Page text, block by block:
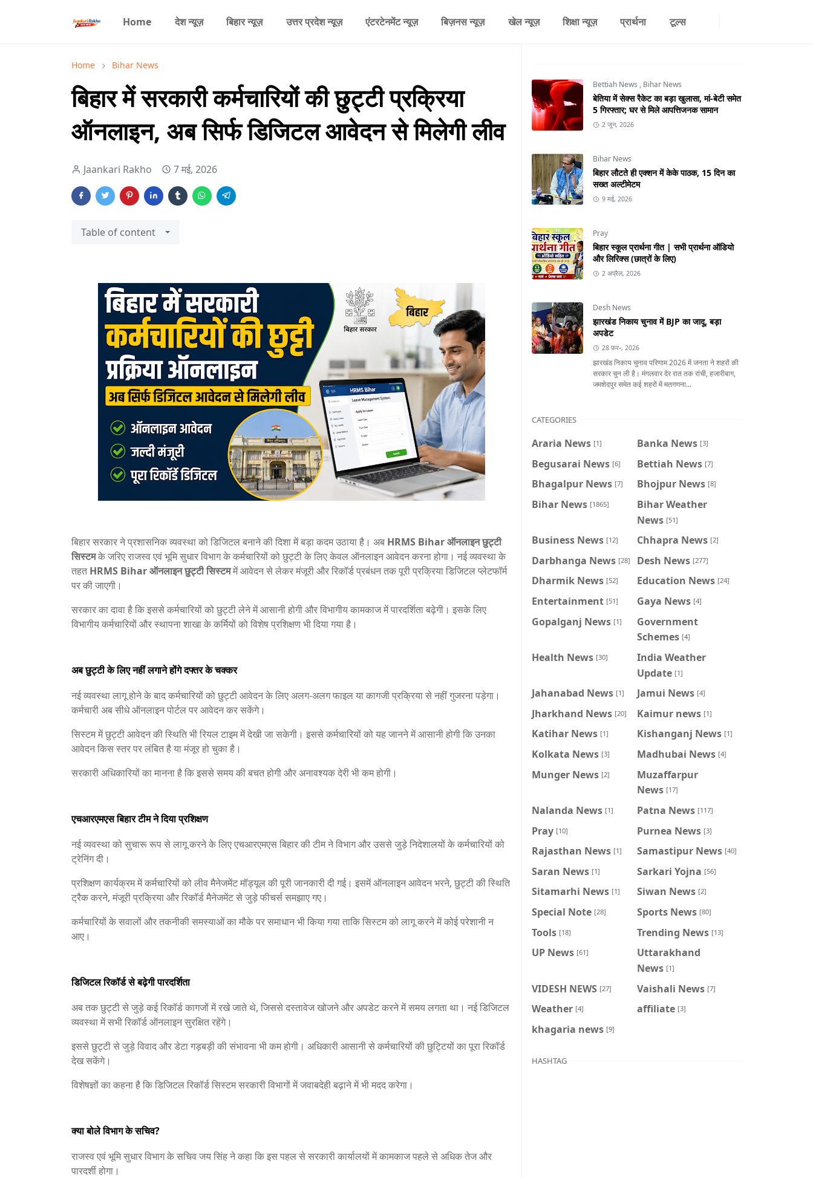
Home देश न्यूज़ बिहार न्यूज़ उत्तर प्रदेश न्यूज़ एंटरटेनमेंट न्यूज़ बिज़नस न्यूज़ खेल न्यूज़ शिक्षा न्यूज़ प्रार्थना टूल्स
Home Bihar News
बिहार में सरकारी कर्मचारियों की छुट्टी प्रक्रिया
ऑनलाइन, अब सिर्फ डिजिटल आवेदन से मिलेगी लीव
Jaankari Rakho 7 मई, 2026
Table of content
बिहार सरकार ने प्रशासनिक व्यवस्था को डिजिटल बनाने की दिशा में बड़ा कदम उठाया है। अब HRMS Bihar ऑनलाइन छुट्टी
सिस्टमके जरिए राजस्व एवं भूमि सुधार विभाग के कर्मचारियों को छुट्टी के लिए केवल ऑनलाइन आवेदन करना होगा। नई व्यवस्था के
तहत HRMS Bihar ऑनलाइन छुट्टी सिस्टममें आवेदन से लेकर मंजूरी और रिकॉर्ड प्रबंधन तक पूरी प्रक्रिया डिजिटल प्लेटफॉर्म
पर की जाएगी।
सरकार का दावा है कि इससे कर्मचारियों को छुट्टी लेने में आसानी होगी और विभागीय कामकाज में पारदर्शिता बढ़ेगी। इसके लिए
विभागीय कर्मचारियों और स्थापना शाखा के कर्मियों को विशेष प्रशिक्षण भी दिया गया है।
अब छुट्टी के लिए नहीं लगाने होंगे दफ्तर के चक्कर
नई व्यवस्था लागू होने के बाद कर्मचारियों को छुट्टी आवेदन के लिए अलग-अलग फाइल या कागजी प्रक्रिया से नहीं गुजरना पड़ेगा।
कर्मचारी अब सीधे ऑनलाइन पोर्टल पर आवेदन कर सकेंगे।
सिस्टम में छुट्टी आवेदन की स्थिति भी रियल टाइम में देखी जा सकेगी। इससे कर्मचारियों को यह जानने में आसानी होगी कि उनका
आवेदन किस स्तर पर लंबित है या मंजूर हो चुका है।
सरकारी अधिकारियों का मानना है कि इससे समय की बचत होगी और अनावश्यक देरी भी कम होगी।
एचआरएमएस बिहार टीम ने दिया प्रशिक्षण
नई व्यवस्था को सुचारू रूप से लागू करने के लिए एचआरएमएस बिहार की टीम ने विभाग और उससे जुड़े निदेशालयों के कर्मचारियों को
ट्रेनिंग दी।
प्रशिक्षण कार्यक्रम में कर्मचारियों को लीव मैनेजमेंट मॉड्यूल की पूरी जानकारी दी गई। इसमें ऑनलाइन आवेदन भरने, छुट्टी की स्थिति
ट्रैक करने, मंजूरी प्रक्रिया और रिकॉर्ड मैनेजमेंट से जुड़े फीचर्स समझाए गए।
कर्मचारियों के सवालों और तकनीकी समस्याओं का मौके पर समाधान भी किया गया ताकि सिस्टम को लागू करने में कोई परेशानी न
आए।
डिजिटल रिकॉर्ड से बढ़ेगी पारदर्शिता
अब तक छुट्टी से जुड़े कई रिकॉर्ड कागजों में रखे जाते थे, जिससे दस्तावेज खोजने और अपडेट करने में समय लगता था। नई डिजिटल
व्यवस्था में सभी रिकॉर्ड ऑनलाइन सुरक्षित रहेंगे।
इससे छुट्टी से जुड़े विवाद और डेटा गड़बड़ी की संभावना भी कम होगी। अधिकारी आसानी से कर्मचारियों की छुट्टियों का पूरा रिकॉर्ड
देख सकेंगे।
विशेषज्ञों का कहना है कि डिजिटल रिकॉर्ड सिस्टम सरकारी विभागों में जवाबदेही बढ़ाने में भी मदद करेगा।
क्या बोले विभाग के सचिव?
राजस्व एवं भूमि सुधार विभाग के सचिव जय सिंह ने कहा कि इस पहल से सरकारी कार्यालयों में कामकाज पहले से अधिक तेज और
पारदर्शी होगा।
Bettiah News , Bihar News
बेतिया में सेक्स रैकेट का बड़ा खुलासा, मां-बेटी समेत
5 गिरफ्तार; घर से मिले आपत्तिजनक सामान
2 जून, 2026
Bihar News
बिहार लौटते ही एक्शन में केके पाठक, 15 दिन का
सख्त अल्टीमेटम
9 मई, 2026
Pray
बिहार स्कूल प्रार्थना गीत | सभी प्रार्थना ऑडियो
और लिरिक्स (छात्रों के लिए)
2 अप्रैल, 2026
Desh News
झारखंड निकाय चुनाव में BJP का जादू, बड़ा
अपडेट
28 फ़र॰, 2026
झारखंड निकाय चुनाव परिणाम 2026 में जनता ने शहरों की
सरकार चुन ली है। मंगलवार देर रात तक रांची, हजारीबाग,
जमशेदपुर समेत कई शहरों में मतगणना...
CATEGORIES
Araria News [1] Banka News [3]
Begusarai News [6] Bettiah News [7]
Bhagalpur News [7] Bhojpur News [8]
Bihar News [1865]
Bihar Weather
News [51]
Business News [12] Chhapra News [2]
Darbhanga News [28] Desh News [277]
Dharmik News [52] Education News [24]
Entertainment [51] Gaya News [4]
Gopalganj News [1]
Government
Schemes [4]
Health News [30]
India Weather
Update [1]
Jahanabad News [1] Jamui News [4]
Jharkhand News [20] Kaimur news [1]
Katihar News [1] Kishanganj News [1]
Kolkata News [3] Madhubai News [4]
Munger News [2]
Muzaffarpur
News [17]
Nalanda News [1] Patna News [117]
Pray [10] Purnea News [3]
Rajasthan News [1] Samastipur News [40]
Saran News [1] Sarkari Yojna [56]
Sitamarhi News [1] Siwan News [2]
Special Note [28] Sports News [80]
Tools [18] Trending News [13]
UP News [61]
Uttarakhand
News [1]
VIDESH NEWS [27] Vaishali News [7]
Weather [4] affiliate [3]
khagaria news [9]
HASHTAG